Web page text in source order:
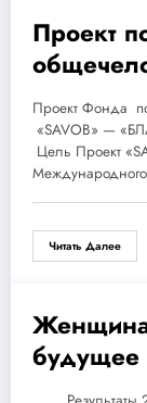
17.02.2016
Проект
«САВОБ»
Проект Фонда
«SAVOB» —
Цель Проект
Читать Далее
11.01.2016
будущее